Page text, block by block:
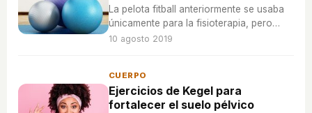
La pelota fitball anteriormente se usaba
únicamente para la fisioterapia, pero
poco a poco se ha integrado en varios
10 agosto 2019
CUERPO
Ejercicios de Kegel para
fortalecer el suelo pélvico